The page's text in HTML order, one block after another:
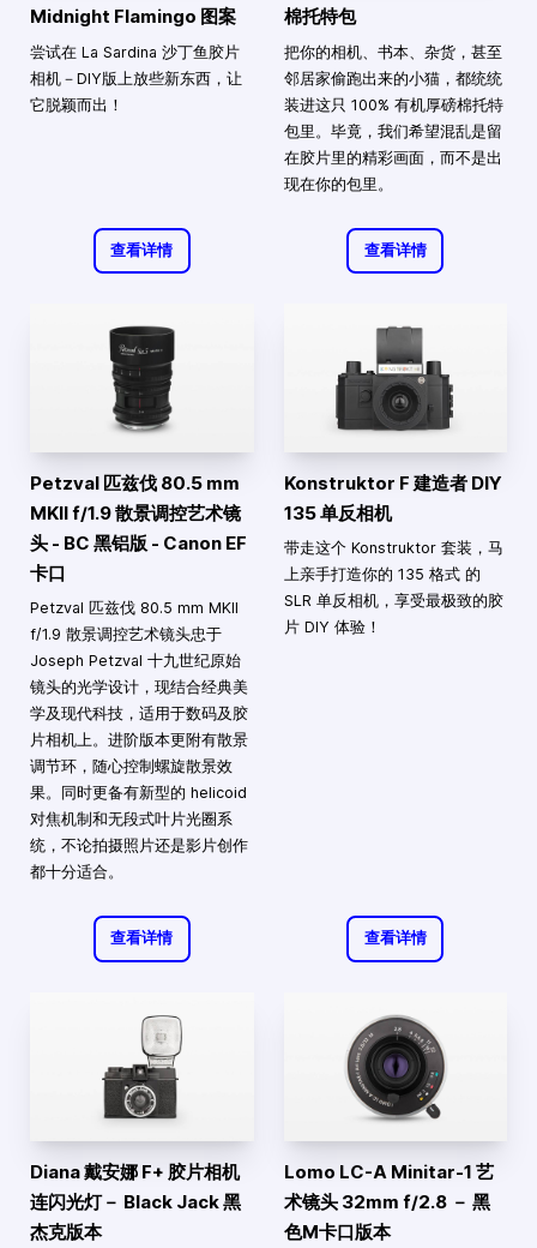
Midnight Flamingo 图案
尝试在 La Sardina 沙丁鱼胶片
相机－DIY版上放些新东西，让
它脱颖而出！
查看详情
棉托特包
把你的相机、书本、杂货，甚至
邻居家偷跑出来的小猫，都统统
装进这只 100% 有机厚磅棉托特
包里。毕竟，我们希望混乱是留
在胶片里的精彩画面，而不是出
现在你的包里。
查看详情
Petzval 匹兹伐 80.5 mm
MKII f/1.9 散景调控艺术镜
头 - BC 黑铝版 - Canon EF
卡口
Petzval 匹兹伐 80.5 mm MKII
f/1.9 散景调控艺术镜头忠于
Joseph Petzval 十九世纪原始
镜头的光学设计，现结合经典美
学及现代科技，适用于数码及胶
片相机上。进阶版本更附有散景
调节环，随心控制螺旋散景效
果。同时更备有新型的 helicoid
对焦机制和无段式叶片光圈系
统，不论拍摄照片还是影片创作
都十分适合。
查看详情
Konstruktor F 建造者 DIY
135 单反相机
带走这个 Konstruktor 套装，马
上亲手打造你的 135 格式 的
SLR 单反相机，享受最极致的胶
片 DIY 体验！
查看详情
Diana 戴安娜 F+ 胶片相机
连闪光灯－ Black Jack 黑
杰克版本
Lomo LC-A Minitar-1 艺
术镜头 32mm f/2.8 － 黑
色M卡口版本